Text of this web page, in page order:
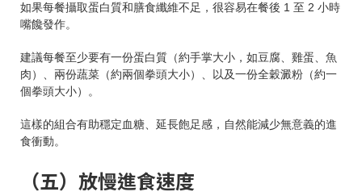
如果每餐攝取蛋白質和膳食纖維不足，很容易在餐後 1 至 2 小時
嘴饞發作。
建議每餐至少要有一份蛋白質（約手掌大小，如豆腐、雞蛋、魚
肉）、兩份蔬菜（約兩個拳頭大小）、以及一份全穀澱粉（約一
個拳頭大小）。
這樣的組合有助穩定血糖、延長飽足感，自然能減少無意義的進
食衝動。
（五）放慢進食速度